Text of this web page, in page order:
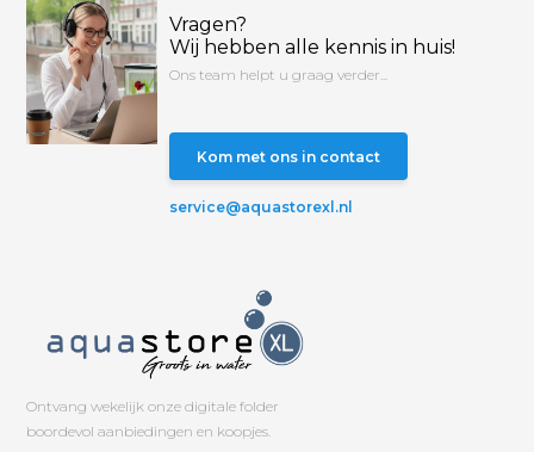
Vragen?
Wij hebben alle kennis in huis!
Ons team helpt u graag verder...
Kom met ons in contact
service@aquastorexl.nl
Ontvang wekelijk onze digitale folder
boordevol aanbiedingen en koopjes.